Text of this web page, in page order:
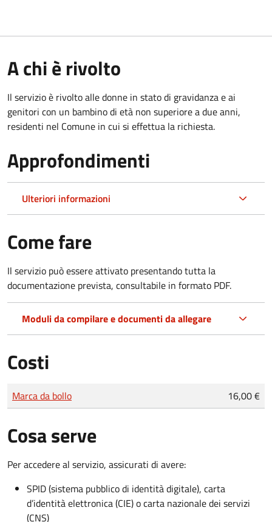
A chi è rivolto
Il servizio è rivolto alle donne in stato di gravidanza e ai
genitori con un bambino di età non superiore a due anni,
residenti nel Comune in cui si effettua la richiesta.
Approfondimenti
Ulteriori informazioni
Come fare
Il servizio può essere attivato presentando tutta la
documentazione prevista, consultabile in formato PDF.
Moduli da compilare e documenti da allegare
Costi
Tipo di pagamento
Importo
Marca da bollo 16,00 €
Cosa serve
Per accedere al servizio, assicurati di avere:
SPID (sistema pubblico di identità digitale), carta
d’identità elettronica (CIE) o carta nazionale dei servizi
(CNS)